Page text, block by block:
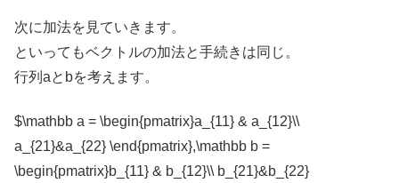
次に加法を見ていきます。
といってもベクトルの加法と手続きは同じ。
行列aとbを考えます。
$\mathbb a = \begin{pmatrix}a_{11} & a_{12}\\
a_{21}&a_{22} \end{pmatrix},\mathbb b =
\begin{pmatrix}b_{11} & b_{12}\\ b_{21}&b_{22}